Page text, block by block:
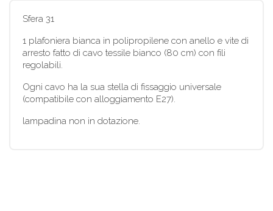
Sfera 31
1 plafoniera bianca in polipropilene con anello e vite di
arresto fatto di cavo tessile bianco (80 cm) con fili
regolabili.
Ogni cavo ha la sua stella di fissaggio universale
(compatibile con alloggiamento E27).
lampadina non in dotazione.